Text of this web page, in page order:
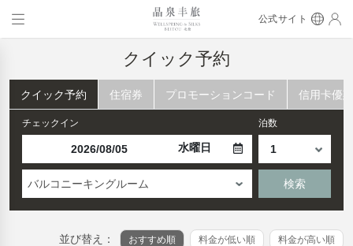
公式サイト
クイック予約
クイック予約 住宿券 プロモーションコード 信用卡優惠
チェックイン
水曜日
泊数
バルコニーキングルーム 検索
並び替え： おすすめ順 料金が低い順 料金が高い順